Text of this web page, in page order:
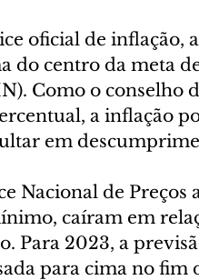
oficial de inflação,
do centro da meta
Como o conselho
a inflação
em
Nacional de Preços
caíram em
Para 2023, a
para cima no fim